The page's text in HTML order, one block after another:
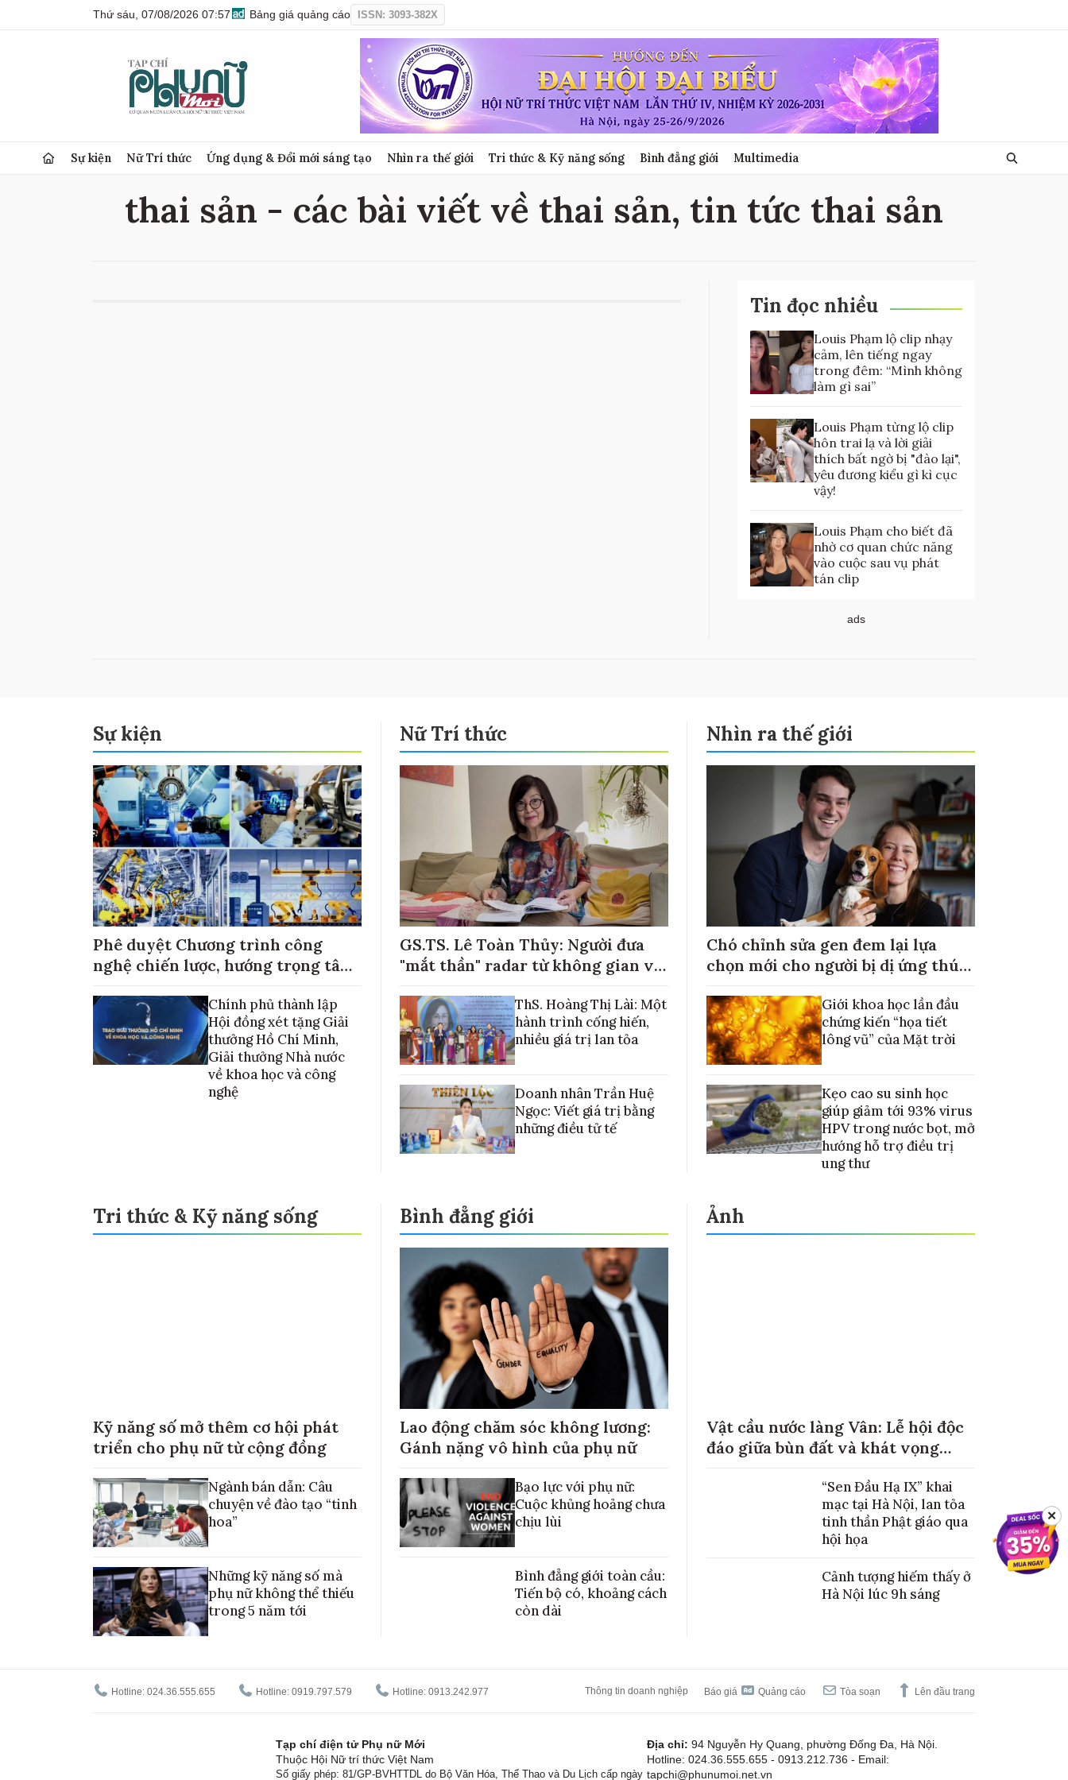
Thứ sáu, 07/08/2026 07:57 Bảng giá quảng cáo ISSN: 3093-382X
Sự kiện Nữ Trí thức Ứng dụng & Đổi mới sáng tạo Nhìn ra thế giới Tri thức & Kỹ năng sống Bình đẳng giới Multimedia
thai sản - các bài viết về thai sản, tin tức thai sản
Tin đọc nhiều
Louis Phạm lộ clip nhạy
cảm, lên tiếng ngay
trong đêm: “Mình không
làm gì sai”
Louis Phạm từng lộ clip
hôn trai lạ và lời giải
thích bất ngờ bị "đào lại",
yêu đương kiểu gì kì cục
vậy!
Louis Phạm cho biết đã
nhờ cơ quan chức năng
vào cuộc sau vụ phát
tán clip
ads
Sự kiện
Phê duyệt Chương trình công
nghệ chiến lược, hướng trọng tâm
Chính phủ thành lập
Hội đồng xét tặng Giải
thưởng Hồ Chí Minh,
Giải thưởng Nhà nước
về khoa học và công
nghệ
Nữ Trí thức
GS.TS. Lê Toàn Thủy: Người đưa
"mắt thần" radar từ không gian về
ThS. Hoàng Thị Lài: Một
hành trình cống hiến,
nhiều giá trị lan tỏa
Doanh nhân Trần Huệ
Ngọc: Viết giá trị bằng
những điều tử tế
Nhìn ra thế giới
Chó chỉnh sửa gen đem lại lựa
chọn mới cho người bị dị ứng thú
Giới khoa học lần đầu
chứng kiến “họa tiết
lông vũ” của Mặt trời
Kẹo cao su sinh học
giúp giảm tới 93% virus
HPV trong nước bọt, mở
hướng hỗ trợ điều trị
ung thư
Tri thức & Kỹ năng sống
Kỹ năng số mở thêm cơ hội phát
triển cho phụ nữ từ cộng đồng
Ngành bán dẫn: Câu
chuyện về đào tạo “tinh
hoa”
Những kỹ năng số mà
phụ nữ không thể thiếu
trong 5 năm tới
Bình đẳng giới
Lao động chăm sóc không lương:
Gánh nặng vô hình của phụ nữ
Bạo lực với phụ nữ:
Cuộc khủng hoảng chưa
chịu lùi
Bình đẳng giới toàn cầu:
Tiến bộ có, khoảng cách
còn dài
Ảnh
Vật cầu nước làng Vân: Lễ hội độc
đáo giữa bùn đất và khát vọng
“Sen Đầu Hạ IX” khai
mạc tại Hà Nội, lan tỏa
tinh thần Phật giáo qua
hội họa
Cảnh tượng hiếm thấy ở
Hà Nội lúc 9h sáng
Hotline: 024.36.555.655 Hotline: 0919.797.579 Hotline: 0913.242.977 Thông tin doanh nghiệp Báo giá Quảng cáo Tòa soạn Lên đầu trang
Tạp chí điện tử Phụ nữ Mới
Thuộc Hội Nữ trí thức Việt Nam
Số giấy phép: 81/GP-BVHTTDL do Bộ Văn Hóa, Thể Thao và Du Lịch cấp ngày
Địa chỉ: 94 Nguyễn Hy Quang, phường Đống Đa, Hà Nội.
Hotline: 024.36.555.655 - 0913.212.736 - Email:
tapchi@phunumoi.net.vn
✕